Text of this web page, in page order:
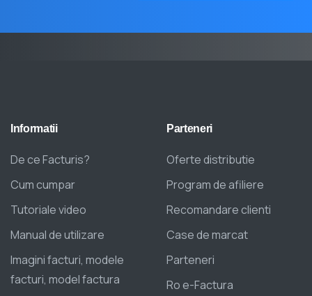
Informatii
De ce Facturis?
Cum cumpar
Tutoriale video
Manual de utilizare
Imagini facturi, modele
facturi, model factura
Parteneri
Oferte distributie
Program de afiliere
Recomandare clienti
Case de marcat
Parteneri
Ro e-Factura